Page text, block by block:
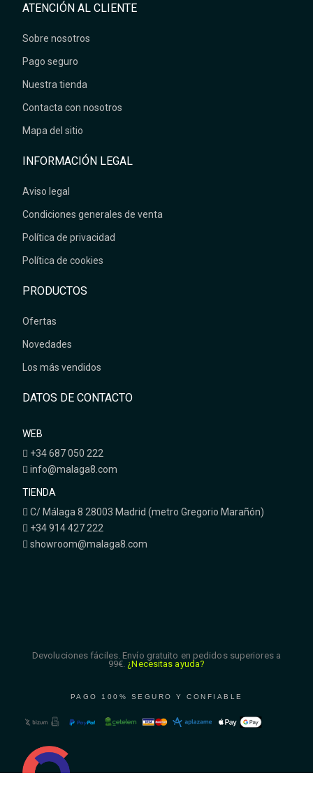
ATENCIÓN AL CLIENTE
Sobre nosotros
Pago seguro
Nuestra tienda
Contacta con nosotros
Mapa del sitio
INFORMACIÓN LEGAL
Aviso legal
Condiciones generales de venta
Política de privacidad
Política de cookies
PRODUCTOS
Ofertas
Novedades
Los más vendidos
DATOS DE CONTACTO
WEB
+34 687 050 222
info@malaga8.com
TIENDA
C/ Málaga 8 28003 Madrid (metro Gregorio Marañón)
+34 914 427 222
showroom@malaga8.com
Devoluciones fáciles. Envío gratuito en pedidos superiores a
99€. ¿Necesitas ayuda?
PAGO 100% SEGURO Y CONFIABLE